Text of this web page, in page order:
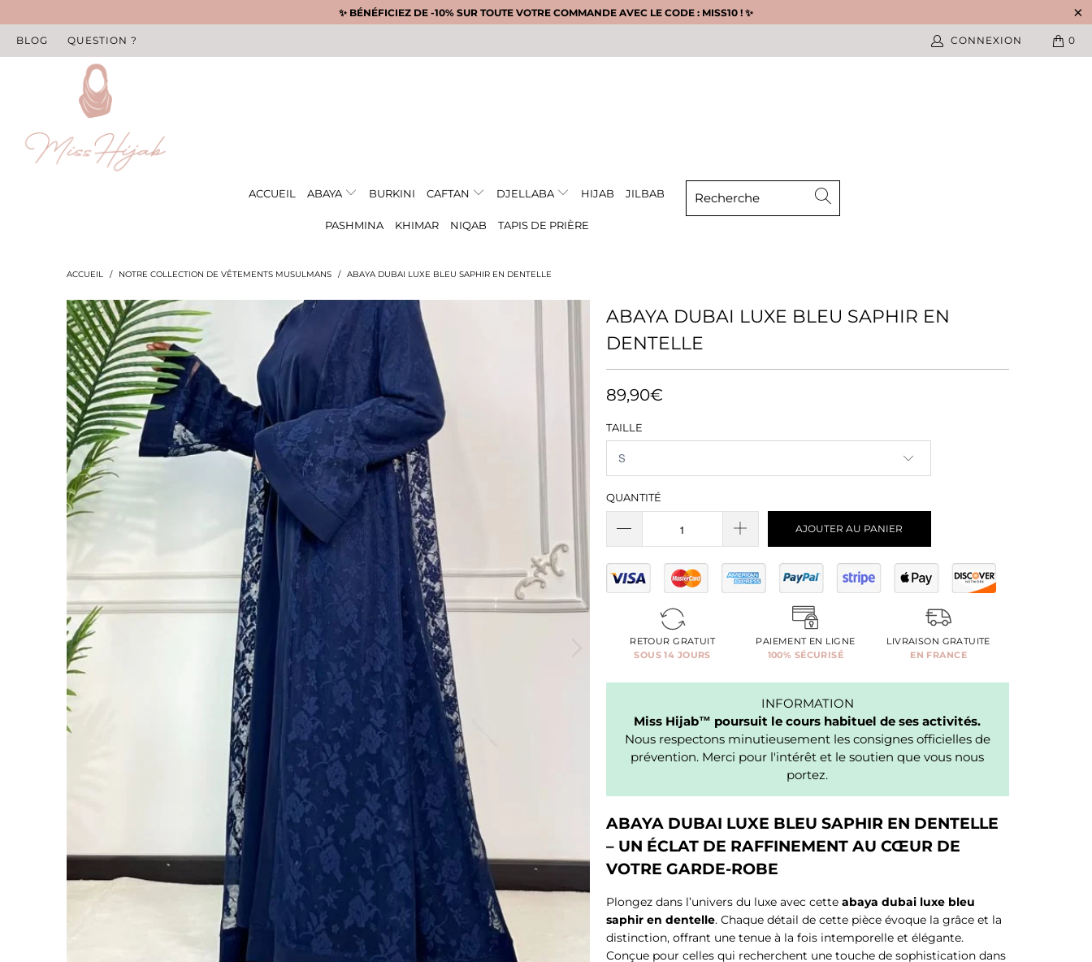
✨ BÉNÉFICIEZ DE -10% SUR TOUTE VOTRE COMMANDE AVEC LE CODE : MISS10 ! ✨
BLOG QUESTION ? 0
CONNEXION
ACCUEIL ABAYA BURKINI CAFTAN DJELLABA HIJAB JILBAB
PASHMINA KHIMAR NIQAB TAPIS DE PRIÈRE
ACCUEIL / NOTRE COLLECTION DE VÊTEMENTS MUSULMANS / ABAYA DUBAI LUXE BLEU SAPHIR EN DENTELLE
ABAYA DUBAI LUXE BLEU SAPHIR EN
DENTELLE
89,90€
TAILLE
QUANTITÉ
AJOUTER AU PANIER
RETOUR GRATUIT
SOUS 14 JOURS
PAIEMENT EN LIGNE
100% SÉCURISÉ
LIVRAISON GRATUITE
EN FRANCE
INFORMATION
Miss Hijab™ poursuit le cours habituel de ses activités.
Nous respectons minutieusement les consignes officielles de
prévention. Merci pour l'intérêt et le soutien que vous nous
portez.
ABAYA DUBAI LUXE BLEU SAPHIR EN DENTELLE
– UN ÉCLAT DE RAFFINEMENT AU CŒUR DE
VOTRE GARDE-ROBE
Plongez dans l’univers du luxe avec cette abaya dubai luxe bleu
saphir en dentelle. Chaque détail de cette pièce évoque la grâce et la
distinction, offrant une tenue à la fois intemporelle et élégante.
Conçue pour celles qui recherchent une touche de sophistication dans